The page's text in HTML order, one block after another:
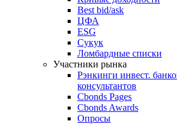
Best bid/ask
ЦФА
ESG
Сукук
Ломбардные списки
Участники рынка
Рэнкинги инвест.
консультантов
Cbonds Pages
Cbonds Awards
Опросы